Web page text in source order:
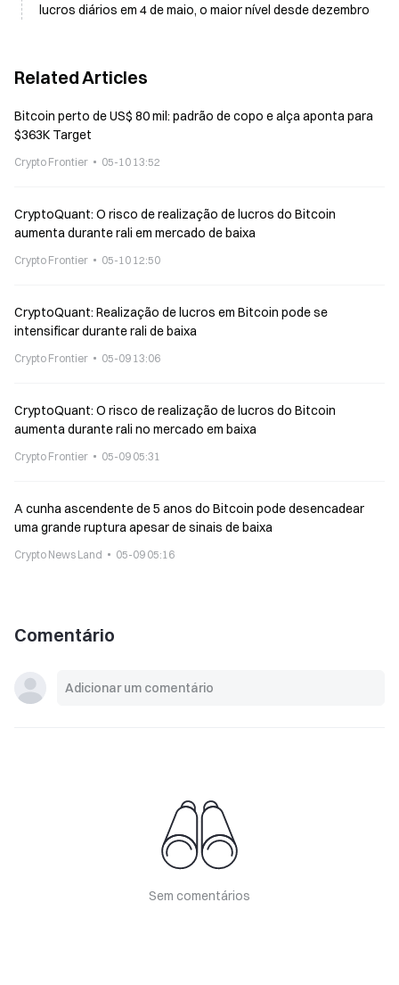
lucros diários em 4 de maio, o maior nível desde dezembro
Related Articles
Bitcoin perto de US$ 80 mil: padrão de copo e alça aponta para
$363K Target
Crypto Frontier 05-10 13:52
CryptoQuant: O risco de realização de lucros do Bitcoin
aumenta durante rali em mercado de baixa
Crypto Frontier 05-10 12:50
CryptoQuant: Realização de lucros em Bitcoin pode se
intensificar durante rali de baixa
Crypto Frontier 05-09 13:06
CryptoQuant: O risco de realização de lucros do Bitcoin
aumenta durante rali no mercado em baixa
Crypto Frontier 05-09 05:31
A cunha ascendente de 5 anos do Bitcoin pode desencadear
uma grande ruptura apesar de sinais de baixa
Crypto News Land 05-09 05:16
Comentário
Sem comentários